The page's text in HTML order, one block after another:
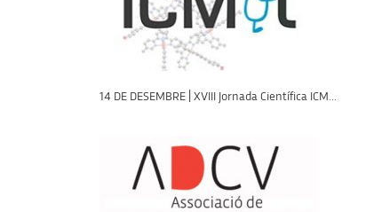
14 DE DESEMBRE | XVIII Jornada Científica ICM...